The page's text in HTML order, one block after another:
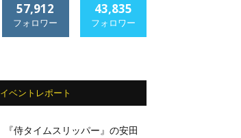
57,912
フォロワー
43,835
フォロワー
イベントレポート
『侍タイムスリッパー』の安田